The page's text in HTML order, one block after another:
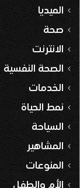
الميديا
صحة
الانترنت
الصحة النفسية
الخدمات
نمط الحياة
السياحة
المشاهير
المنوعات
الأم والطفل